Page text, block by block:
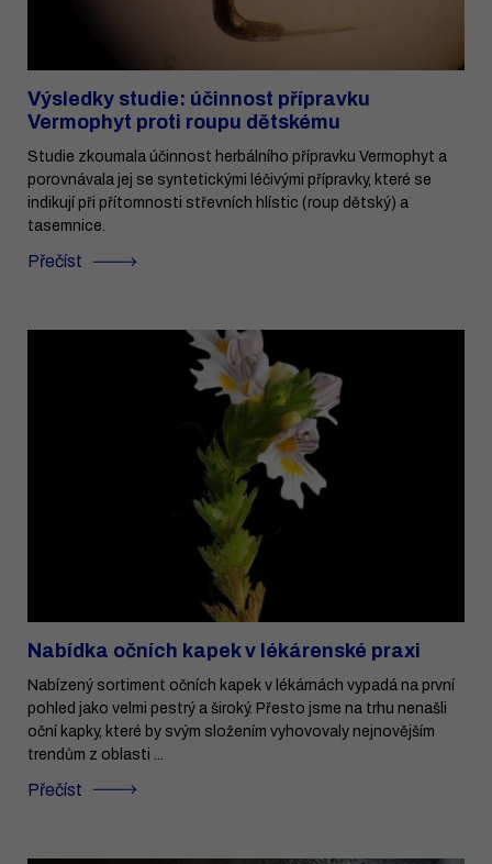
Výsledky studie: účinnost přípravku
Vermophyt proti roupu dětskému
Studie zkoumala účinnost herbálního přípravku Vermophyt a
porovnávala jej se syntetickými léčivými přípravky, které se
indikují při přítomnosti střevních hlístic (roup dětský) a
tasemnice.
Přečíst
Nabídka očních kapek v lékárenské praxi
Nabízený sortiment očních kapek v lékárnách vypadá na první
pohled jako velmi pestrý a široký. Přesto jsme na trhu nenašli
oční kapky, které by svým složením vyhovovaly nejnovějším
trendům z oblasti ...
Přečíst